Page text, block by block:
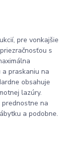
pre vonkajšie
s
praskaniu na
obsahuje
lazúry.
prednostne na
a podobne.